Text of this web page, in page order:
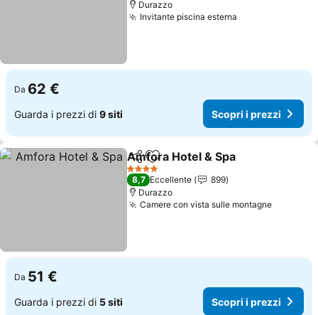
Durazzo
Invitante piscina esterna
Da 62 €
Guarda i prezzi di 9 siti Scopri i prezzi
CondividiAggiungi ai preferiti
Amfora Hotel & Spa
4 Stelle
8,7 Eccellente
899
Durazzo
Camere con vista sulle montagne
Da 51 €
Guarda i prezzi di 5 siti Scopri i prezzi